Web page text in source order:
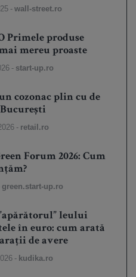
-wall-street.ro
Primele produse
mereu proaste
- start-up.ro
cozonac plin cu de
- retail.ro
Forum 2026: Cum
green.start-up.ro
leului
în euro: cum arată
de avere
- kudika.ro